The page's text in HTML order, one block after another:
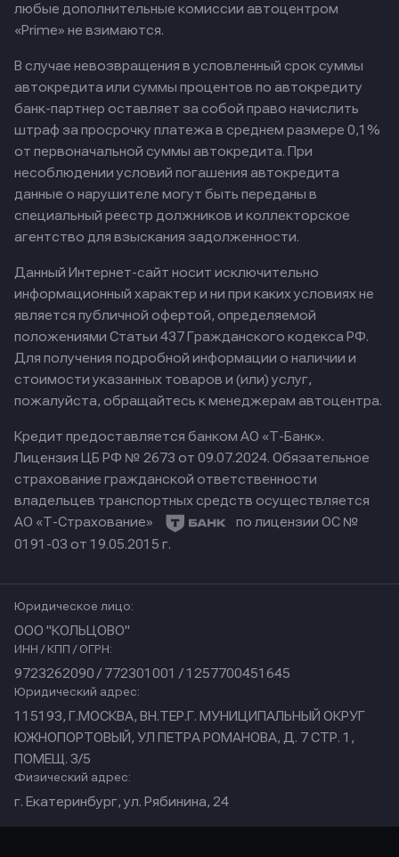
любые дополнительные комиссии автоцентром
«Prime» не взимаются.
В случае невозвращения в условленный срок суммы
автокредита или суммы процентов по автокредиту
банк-партнер оставляет за собой право начислить
штраф за просрочку платежа в среднем размере 0,1%
от первоначальной суммы автокредита. При
несоблюдении условий погашения автокредита
данные о нарушителе могут быть переданы в
специальный реестр должников и коллекторское
агентство для взыскания задолженности.
Данный Интернет-сайт носит исключительно
информационный характер и ни при каких условиях не
является публичной офертой, определяемой
положениями Статьи 437 Гражданского кодекса РФ.
Для получения подробной информации о наличии и
стоимости указанных товаров и (или) услуг,
пожалуйста, обращайтесь к менеджерам автоцентра.
Кредит предоставляется банком АО «Т-Банк».
Лицензия ЦБ РФ № 2673 от 09.07.2024. Обязательное
страхование гражданской ответственности
владельцев транспортных средств осуществляется
АО «Т-Страхование»
по лицензии ОС №
0191-03 от 19.05.2015 г.
Юридическое лицо:
ООО "КОЛЬЦОВО"
ИНН / КПП / ОГРН:
9723262090 / 772301001 / 1257700451645
Юридический адрес:
115193, Г.МОСКВА, ВН.ТЕР.Г. МУНИЦИПАЛЬНЫЙ ОКРУГ
ЮЖНОПОРТОВЫЙ, УЛ ПЕТРА РОМАНОВА, Д. 7 СТР. 1,
ПОМЕЩ. 3/5
Физический адрес:
г. Екатеринбург, ул. Рябинина, 24